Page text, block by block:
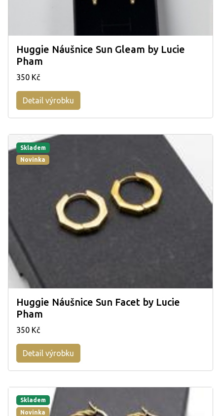
Huggie Náušnice Sun Gleam by Lucie
Pham
350 Kč
Detail výrobku
Skladem
Novinka
Huggie Náušnice Sun Facet by Lucie
Pham
350 Kč
Detail výrobku
Skladem
Novinka